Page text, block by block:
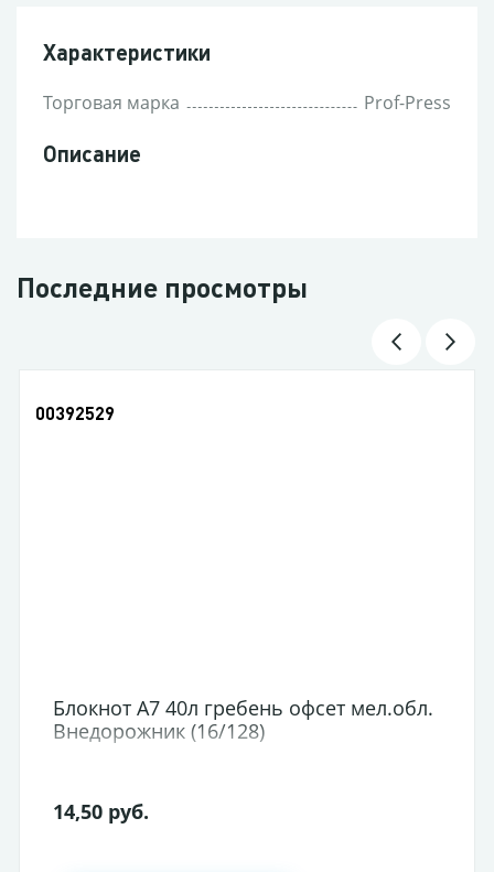
Характеристики
Торговая марка Prof-Press
Описание
Последние просмотры
00392529
Блокнот А7 40л гребень офсет мел.обл.
Внедорожник (16/128)
14,50 руб.